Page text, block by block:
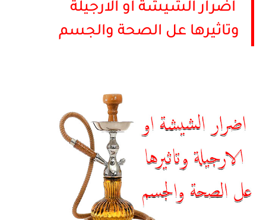
اضرار الشيشة او الارجيلة
وتاثيرها عل الصحة والجسم